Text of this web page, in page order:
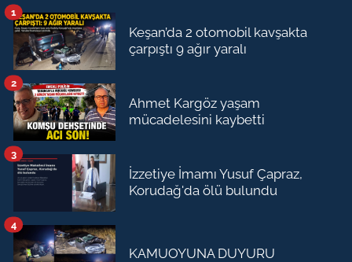
Keşan’da 2 otomobil kavşakta
çarpıştı 9 ağır yaralı
1
Ahmet Kargöz yaşam
mücadelesini kaybetti
2
İzzetiye İmamı Yusuf Çapraz,
Korudağ'da ölü bulundu
3
KAMUOYUNA DUYURU
4